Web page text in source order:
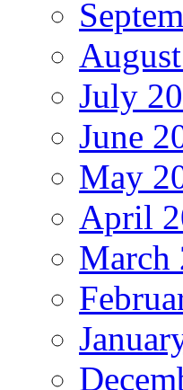
July
June
May
April
March